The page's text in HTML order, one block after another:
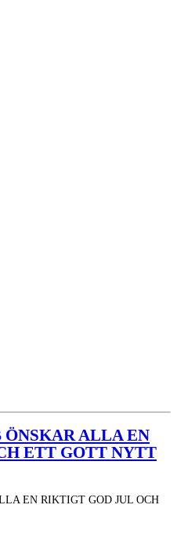
ÖNSKAR ALLA EN
ETT GOTT NYTT
EN RIKTIGT GOD JUL OCH